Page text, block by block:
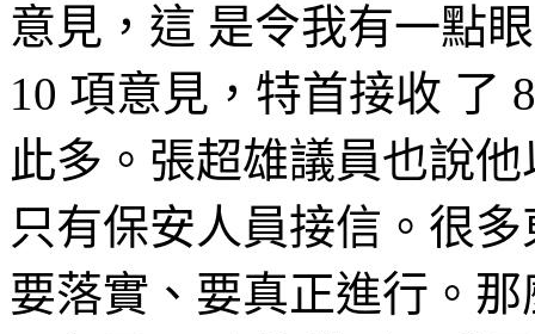
意見，這 是令我有一點
10 項意見，特首接收 了
此多。張超雄議員也說
只有保安人員接信。很
要落實、要真正進行。